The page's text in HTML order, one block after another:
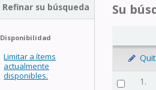
Refinar su búsqueda
Disponibilidad
Limitar a ítems
actualmente
disponibles.
Su
1.